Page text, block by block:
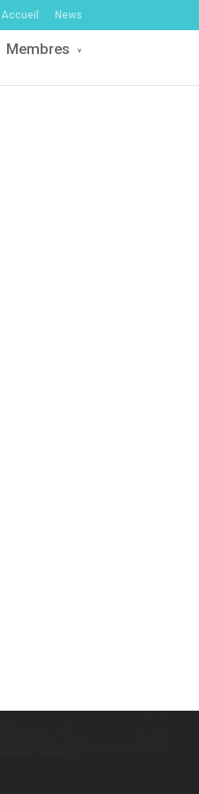
Accueil News
Membres